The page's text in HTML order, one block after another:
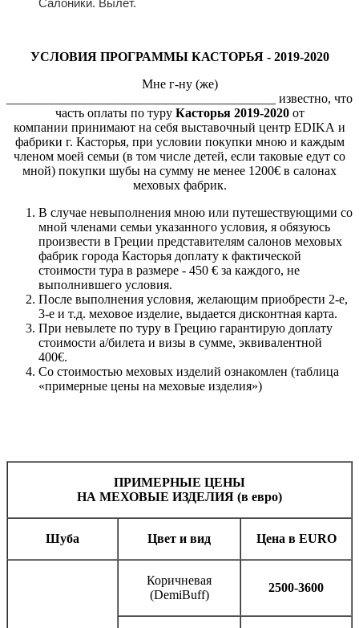
УСЛОВИЯ ПРОГРАММЫ КАСТОРЬЯ - 2019-2020
Мне г-ну (же)
__________________________________________ известно, что
часть оплаты по туру Касторья 2019-2020 от
компании принимают на себя выставочный центр EDIKA и
фабрики г. Касторья, при условии покупки мною и каждым
членом моей семьи (в том числе детей, если таковые едут со
мной) покупки шубы на сумму не менее 1200€ в салонах
меховых фабрик.
В случае невыполнения мною или путешествующими со
мной членами семьи указанного условия, я обязуюсь
произвести в Греции представителям салонов меховых
фабрик города Касторья доплату к фактической
стоимости тура в размере - 450 € за каждого, не
выполнившего условия.
После выполнения условия, желающим приобрести 2-е,
3-е и т.д. меховое изделие, выдается дисконтная карта.
При невылете по туру в Грецию гарантирую доплату
стоимости а/билета и визы в сумме, эквивалентной
400€.
Со стоимостью меховых изделий ознакомлен (таблица
«примерные цены на меховые изделия»)
ПРИМЕРНЫЕ ЦЕНЫ
НА МЕХОВЫЕ ИЗДЕЛИЯ (в евро)
Шуба Цвет и вид Цена в EURO
Коричневая
(DemiBuff)
2500-3600